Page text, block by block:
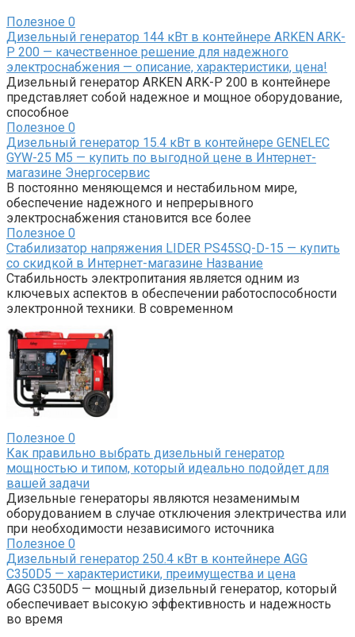
Полезное 0
Дизельный генератор 144 кВт в контейнере ARKEN ARK-
P 200 — качественное решение для надежного
электроснабжения — описание, характеристики, цена!
Дизельный генератор ARKEN ARK-P 200 в контейнере
представляет собой надежное и мощное оборудование,
способное
Полезное 0
Дизельный генератор 15.4 кВт в контейнере GENELEC
GYW-25 M5 — купить по выгодной цене в Интернет-
магазине Энергосервис
В постоянно меняющемся и нестабильном мире,
обеспечение надежного и непрерывного
электроснабжения становится все более
Полезное 0
Стабилизатор напряжения LIDER PS45SQ-D-15 — купить
со скидкой в Интернет-магазине Название
Стабильность электропитания является одним из
ключевых аспектов в обеспечении работоспособности
электронной техники. В современном
Полезное 0
Как правильно выбрать дизельный генератор
мощностью и типом, который идеально подойдет для
вашей задачи
Дизельные генераторы являются незаменимым
оборудованием в случае отключения электричества или
при необходимости независимого источника
Полезное 0
Дизельный генератор 250.4 кВт в контейнере AGG
C350D5 — характеристики, преимущества и цена
AGG C350D5 — мощный дизельный генератор, который
обеспечивает высокую эффективность и надежность
во время